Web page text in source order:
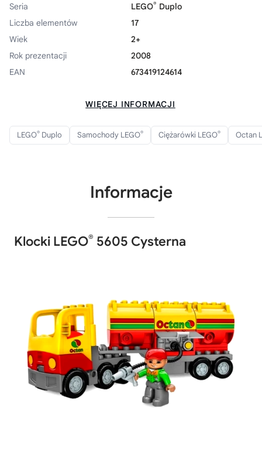
Seria
LEGO® Duplo
Liczba elementów
17
Wiek
2+
Rok prezentacji
2008
EAN
673419124614
WIĘCEJ INFORMACJI
LEGO® Duplo Samochody LEGO® Ciężarówki LEGO® Octan
Informacje
Klocki LEGO® 5605 Cysterna